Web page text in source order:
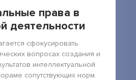
права в
деятельности
сфокусировать
вопросах создания и
интеллектуальной
сопутствующих норм.